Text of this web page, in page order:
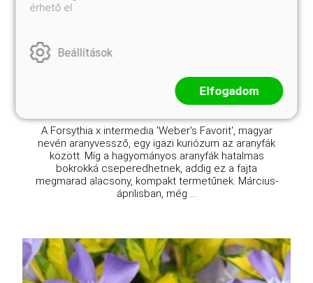
Forsythia x intermedia 'Weber's Favorit'
3 250 Ft
Kosárba
A Forsythia x intermedia 'Weber's Favorit', magyar
nevén aranyvessző, egy igazi kuriózum az aranyfák
között. Míg a hagyományos aranyfák hatalmas
bokrokká cseperedhetnek, addig ez a fajta
megmarad alacsony, kompakt termetűnek. Március-
áprilisban, még ...
érhető el.
Beállítások
Elfogadom